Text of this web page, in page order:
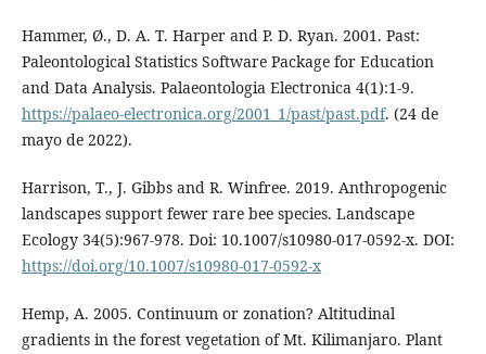
Hammer, Ø., D. A. T. Harper and P. D. Ryan. 2001. Past:
Paleontological Statistics Software Package for Education
and Data Analysis. Palaeontologia Electronica 4(1):1-9.
https://palaeo-electronica.org/2001_1/past/past.pdf. (24 de
mayo de 2022).
Harrison, T., J. Gibbs and R. Winfree. 2019. Anthropogenic
landscapes support fewer rare bee species. Landscape
Ecology 34(5):967-978. Doi: 10.1007/s10980-017-0592-x. DOI:
https://doi.org/10.1007/s10980-017-0592-x
Hemp, A. 2005. Continuum or zonation? Altitudinal
gradients in the forest vegetation of Mt. Kilimanjaro. Plant